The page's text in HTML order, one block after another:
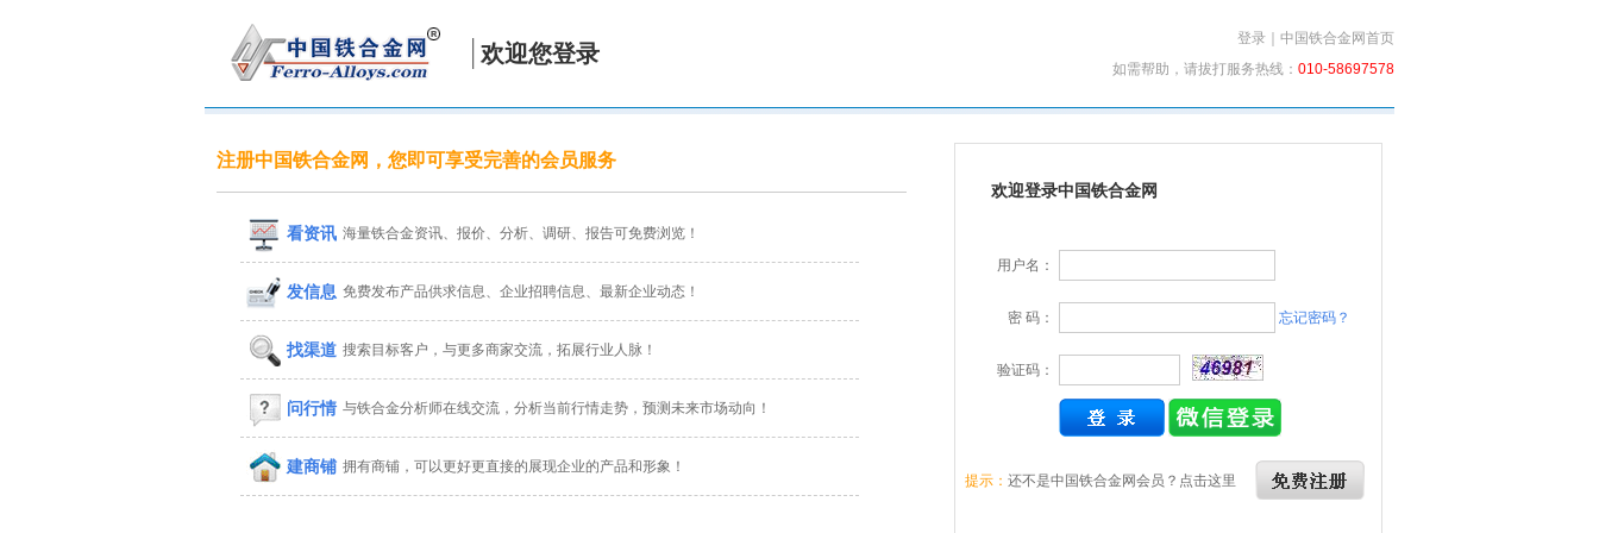
欢迎您登录
登录
中国铁合金网首页
如需帮助，请拔打服务热线： 010-58697578
注册中国铁合金网，您即可享受完善的会员服务
看资讯 海量铁合金资讯、报价、分析、调研、报告可免费浏览！
发信息 免费发布产品供求信息、企业招聘信息、最新企业动态！
找渠道 搜索目标客户，与更多商家交流，拓展行业人脉！
问行情 与铁合金分析师在线交流，分析当前行情走势，预测未来市场动向！
建商铺 拥有商铺，可以更好更直接的展现企业的产品和形象！
欢迎登录中国铁合金网
用户名：
密 码： 忘记密码？
验证码：
提示： 还不是中国铁合金网会员？点击这里